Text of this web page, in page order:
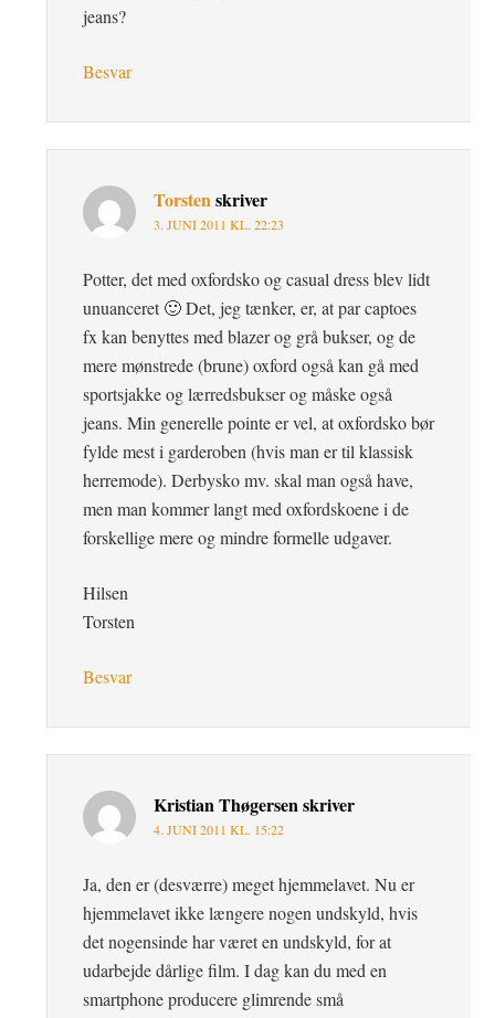
jeans?
Besvar
Torstenskriver
3. JUNI 2011 KL. 22:23
Potter, det med oxfordsko og casual dress blev lidt
unuanceret 🙂 Det, jeg tænker, er, at par captoes
fx kan benyttes med blazer og grå bukser, og de
mere mønstrede (brune) oxford også kan gå med
sportsjakke og lærredsbukser og måske også
jeans. Min generelle pointe er vel, at oxfordsko bør
fylde mest i garderoben (hvis man er til klassisk
herremode). Derbysko mv. skal man også have,
men man kommer langt med oxfordskoene i de
forskellige mere og mindre formelle udgaver.
Hilsen
Torsten
Besvar
Kristian Thøgersenskriver
4. JUNI 2011 KL. 15:22
Ja, den er (desværre) meget hjemmelavet. Nu er
hjemmelavet ikke længere nogen undskyld, hvis
det nogensinde har været en undskyld, for at
udarbejde dårlige film. I dag kan du med en
smartphone producere glimrende små